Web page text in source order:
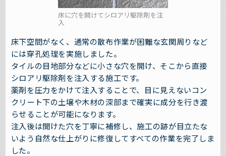
床に穴を開けてシロアリ駆除剤を注
入
床下空間がなく、通常の散布作業が困難な玄関周りなど
には穿孔処理を実施しました。
タイルの目地部分などに小さな穴を開け、そこから直接
シロアリ駆除剤を注入する施工です。
薬剤を圧力をかけて注入することで、目に見えないコン
クリート下の土壌や木材の深部まで確実に成分を行き渡
らせることが可能になります。
注入後は開けた穴を丁寧に補修し、施工の跡が目立たな
いよう自然な仕上がりに修復してすべての作業を完了しま
した。